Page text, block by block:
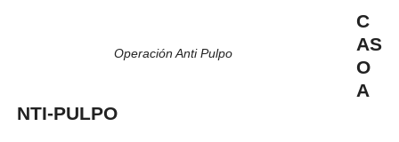
Operación Anti Pulpo
C
AS
O
A
NTI-PULPO